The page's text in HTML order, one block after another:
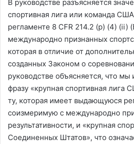
В руководстве разъясняется
спортивная лига или команда
регламенте 8 CFR 214.2 (p) (4) (ii)
международно признанных
которая в отличие от
созданных Законом о
руководстве объясняется, что мы
фразу «крупная спортивная лига
ту, которая имеет выдающуюся
соизмеримую с международно
результативности, и «крупная
Соединенных Штатов», что